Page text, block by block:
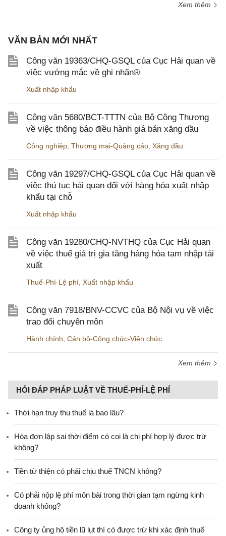
Xem thêm
VĂN BẢN MỚI NHẤT
Công văn 19363/CHQ-GSQL của Cục Hải quan về
việc vướng mắc về ghi nhãn®
Xuất nhập khẩu
Công văn 5680/BCT-TTTN của Bộ Công Thương
về việc thông báo điều hành giá bán xăng dầu
Công nghiệp Thương mại-Quảng cáo Xăng dầu
Công văn 19297/CHQ-GSQL của Cục Hải quan về
việc thủ tục hải quan đối với hàng hóa xuất nhập
khẩu tại chỗ
Xuất nhập khẩu
Công văn 19280/CHQ-NVTHQ của Cục Hải quan
về việc thuế giá trị gia tăng hàng hóa tạm nhập tái
xuất
Thuế-Phí-Lệ phí Xuất nhập khẩu
Công văn 7918/BNV-CCVC của Bộ Nội vụ về việc
trao đổi chuyên môn
Hành chính Cán bộ-Công chức-Viên chức
Xem thêm
HỎI ĐÁP PHÁP LUẬT VỀ THUẾ-PHÍ-LỆ PHÍ
Thời hạn truy thu thuế là bao lâu?
Hóa đơn lập sai thời điểm có coi là chi phí hợp lý được trừ
không?
Tiền từ thiện có phải chịu thuế TNCN không?
Có phải nộp lệ phí môn bài trong thời gian tạm ngừng kinh
doanh không?
Công ty ủng hộ tiền lũ lụt thì có được trừ khi xác định thuế